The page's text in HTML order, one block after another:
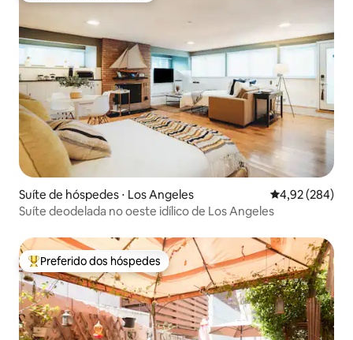
Suíte de hóspedes ⋅ Los Angeles 4,92 de uma
4,92 (284)
Suíte deodelada no oeste idílico de Los Angeles
Entre os melhores preferidos dos hóspedes
Preferido dos hóspedes